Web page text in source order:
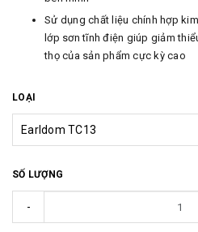
Sử dụng chất liệu chính hợp
lớp sơn tĩnh điện giúp giảm
thọ của sản phẩm cực kỳ cao
LOẠI
SỐ LƯỢNG
-